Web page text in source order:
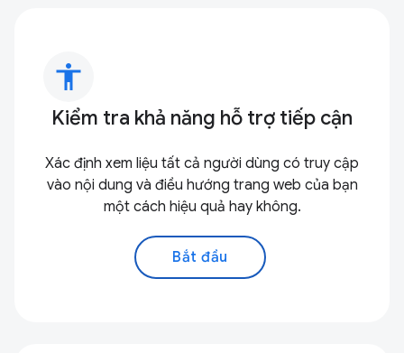
accessibility
Kiểm tra khả năng hỗ trợ tiếp cận
Xác định xem liệu tất cả người dùng có truy cập
vào nội dung và điều hướng trang web của bạn
một cách hiệu quả hay không.
Bắt đầu